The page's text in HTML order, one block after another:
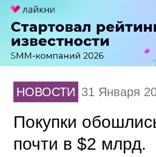
НОВОСТИ 31 Января
Покупки
почти в $2 млрд.